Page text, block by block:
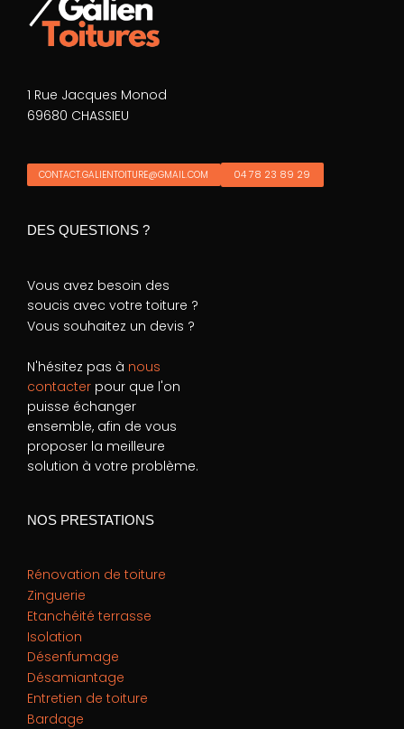
1 Rue Jacques Monod
69680 CHASSIEU
CONTACT.GALIENTOITURE@GMAIL.COM 04 78 23 89 29
DES QUESTIONS ?
Vous avez besoin des
soucis avec votre toiture ?
Vous souhaitez un devis ?
N'hésitez pas à nous
contacter pour que l'on
puisse échanger
ensemble, afin de vous
proposer la meilleure
solution à votre problème.
NOS PRESTATIONS
Rénovation de toiture
Zinguerie
Etanchéité terrasse
Isolation
Désenfumage
Désamiantage
Entretien de toiture
Bardage